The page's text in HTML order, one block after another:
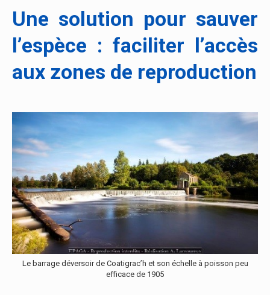
Une solution pour sauver
l’espèce : faciliter l’accès
aux zones de reproduction
Le barrage déversoir de Coatigrac’h et son échelle à poisson peu
efficace de 1905